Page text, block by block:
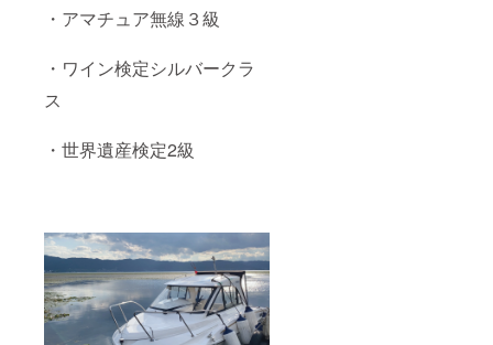
・アマチュア無線３級
・ワイン検定シルバークラ
ス
・世界遺産検定2級